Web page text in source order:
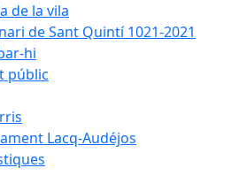
de la vila
de Sant Quintí 1021-2021
hi
públic
Lacq-Audéjos